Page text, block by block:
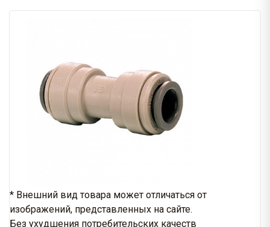
* Внешний вид товара может отличаться от
изображений, представленных на сайте.
Без ухудшения потребительских качеств